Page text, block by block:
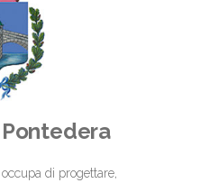
di progettare,